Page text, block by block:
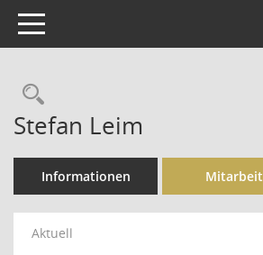
Toggle navigation
Rechercheauswahl
Stefan Leim
Informationen Mitarbeit
Aktuell